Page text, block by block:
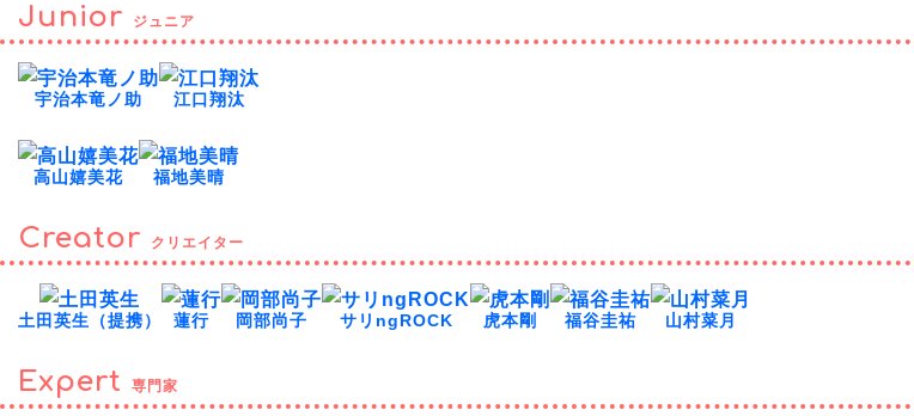
Junior ジュニア
宇治本竜ノ助 江口翔汰
高山嬉美花 福地美晴
Creator クリエイター
土田英生（提携） 蓮行 岡部尚子 サリngROCK 虎本剛 福谷圭祐 山村菜月
Expert 専門家